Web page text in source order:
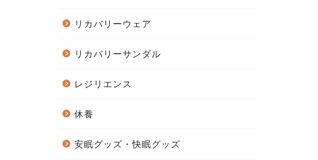
リカバリーウェア
リカバリーサンダル
レジリエンス
休養
安眠グッズ・快眠グッズ